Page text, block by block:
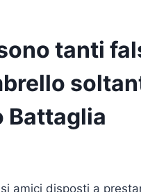
tanti
Battaglia
amici disposti a